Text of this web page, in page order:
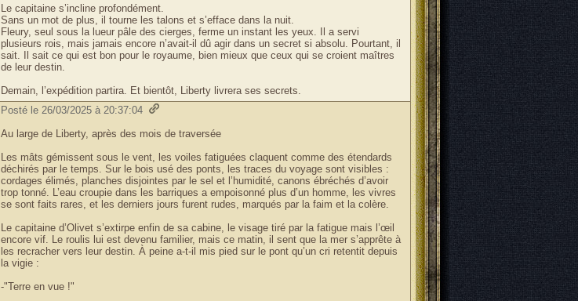
Le capitaine s’incline profondément.
Sans un mot de plus, il tourne les talons et s’efface dans la nuit.
Fleury, seul sous la lueur pâle des cierges, ferme un instant les yeux. Il a servi
plusieurs rois, mais jamais encore n’avait-il dû agir dans un secret si absolu. Pourtant, il
sait. Il sait ce qui est bon pour le royaume, bien mieux que ceux qui se croient maîtres
de leur destin.
Demain, l’expédition partira. Et bientôt, Liberty livrera ses secrets.
Posté le 26/03/2025 à 20:37:04
Au large de Liberty, après des mois de traversée
Les mâts gémissent sous le vent, les voiles fatiguées claquent comme des étendards
déchirés par le temps. Sur le bois usé des ponts, les traces du voyage sont visibles :
cordages élimés, planches disjointes par le sel et l’humidité, canons ébréchés d’avoir
trop tonné. L’eau croupie dans les barriques a empoisonné plus d’un homme, les vivres
se sont faits rares, et les derniers jours furent rudes, marqués par la faim et la colère.
Le capitaine d’Olivet s’extirpe enfin de sa cabine, le visage tiré par la fatigue mais l’œil
encore vif. Le roulis lui est devenu familier, mais ce matin, il sent que la mer s’apprête à
les recracher vers leur destin. À peine a-t-il mis pied sur le pont qu’un cri retentit depuis
la vigie :
-"Terre en vue !"